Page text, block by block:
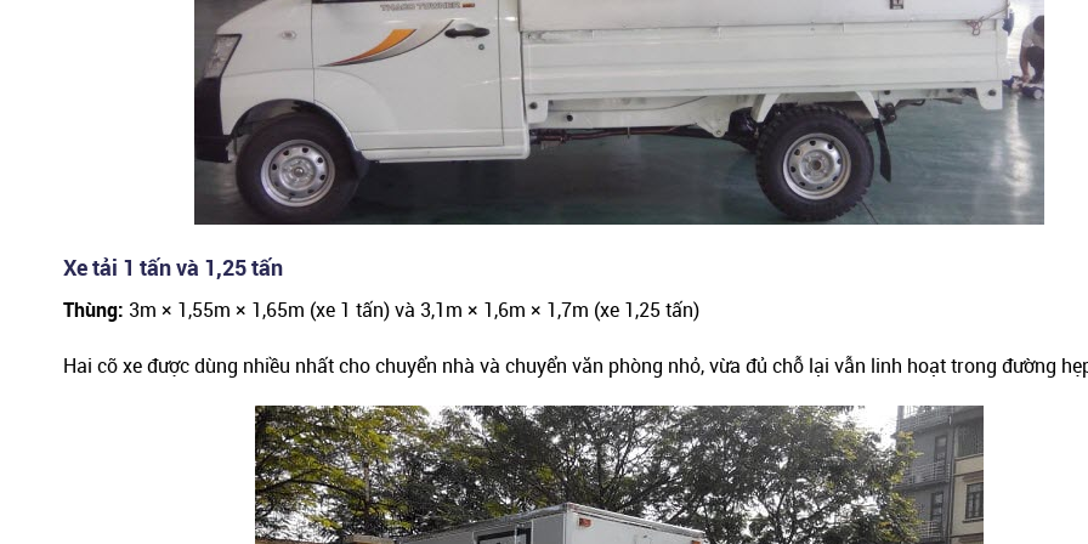
Xe tải 1 tấn và 1,25 tấn
Thùng: 3m × 1,55m × 1,65m (xe 1 tấn) và 3,1m × 1,6m × 1,7m (xe 1,25 tấn)
Hai cỡ xe được dùng nhiều nhất cho chuyển nhà và chuyển văn phòng nhỏ, vừa đủ chỗ lại vẫn linh hoạt trong đường